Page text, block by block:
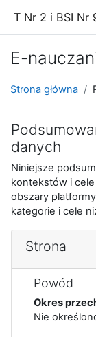
T Nr 2 i BSI Nr
E-
Strona główna
danych
Niniejsze
kontekstów i
obszary
kategorie i cele
Strona
Powód
Okres
Nie